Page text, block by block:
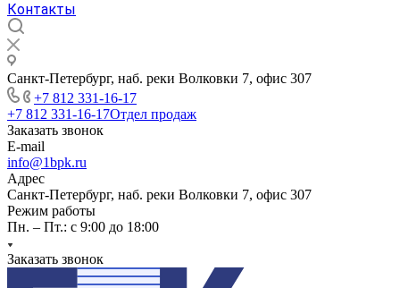
Контакты
Санкт-Петербург, наб. реки Волковки 7, офис 307
+7 812 331-16-17
+7 812 331-16-17Отдел продаж
Заказать звонок
E-mail
info@1bpk.ru
Адрес
Санкт-Петербург, наб. реки Волковки 7, офис 307
Режим работы
Пн. – Пт.: с 9:00 до 18:00
Заказать звонок